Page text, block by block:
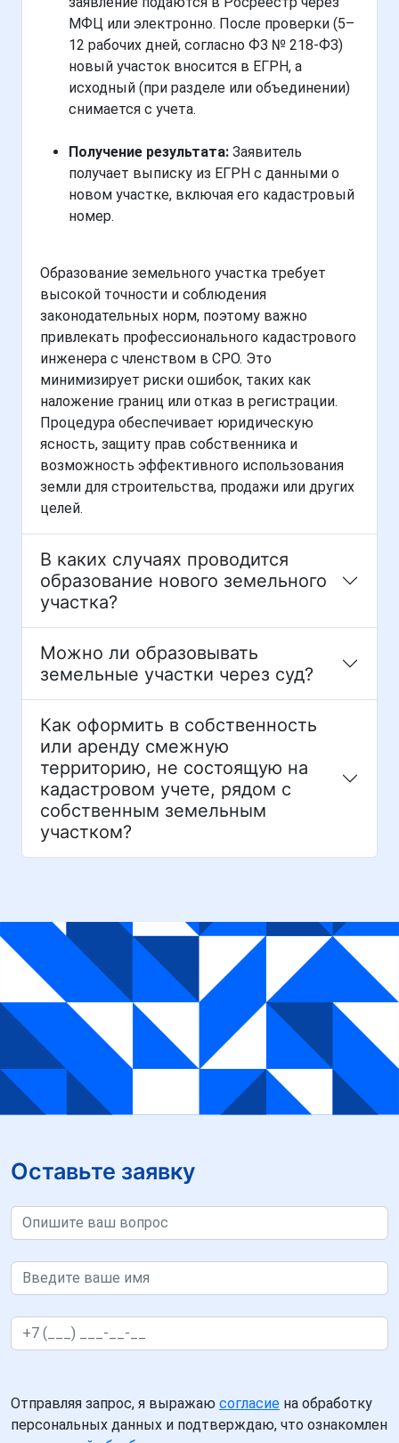
МФЦ или электронно. После проверки (5–
12 рабочих дней, согласно ФЗ № 218-ФЗ)
новый участок вносится в ЕГРН, а
исходный (при разделе или объединении)
снимается с учета.
Получение результата: Заявитель
получает выписку из ЕГРН с данными о
новом участке, включая его кадастровый
номер.
Образование земельного участка требует
высокой точности и соблюдения
законодательных норм, поэтому важно
привлекать профессионального кадастрового
инженера с членством в СРО. Это
минимизирует риски ошибок, таких как
наложение границ или отказ в регистрации.
Процедура обеспечивает юридическую
ясность, защиту прав собственника и
возможность эффективного использования
земли для строительства, продажи или других
целей.
В каких случаях проводится
образование нового земельного
участка?
Можно ли образовывать
земельные участки через суд?
Как оформить в собственность
или аренду смежную
территорию, не состоящую на
кадастровом учете, рядом с
собственным земельным
участком?
Оставьте заявку
Отправляя запрос, я выражаю согласие на обработку
персональных данных и подтверждаю, что ознакомлен